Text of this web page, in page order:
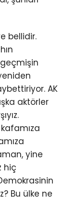
bellidir.
AK
aktörler
yine
hiç
Bu ülke ne